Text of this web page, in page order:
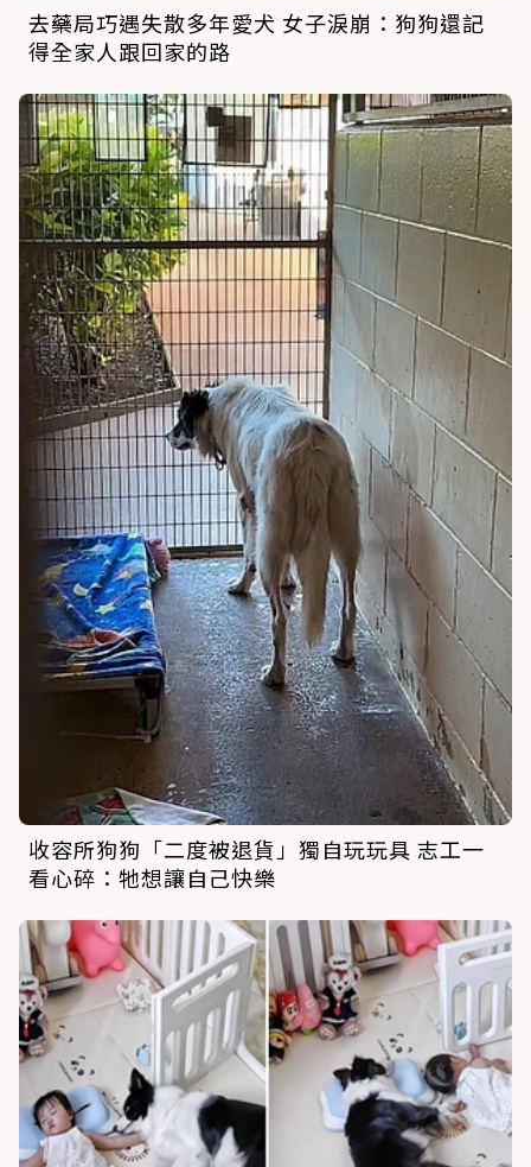
去藥局巧遇失散多年愛犬 女子淚崩：狗狗還記
得全家人跟回家的路
收容所狗狗「二度被退貨」獨自玩玩具 志工一
看心碎：牠想讓自己快樂